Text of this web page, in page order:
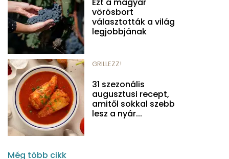
Ezt a magyar
vörösbort
választották a világ
legjobbjának
GRILLEZZ!
31 szezonális
augusztusi recept,
amitől sokkal szebb
lesz a nyár...
Még több cikk